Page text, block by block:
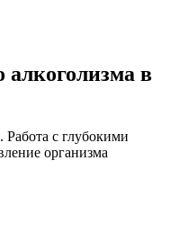
алкоголизма в
с глубокими
организма